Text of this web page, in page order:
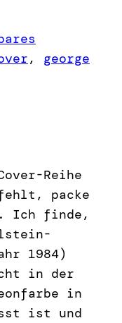
, george
Reihe
fehlt, packe
Ich finde,
1984)
in der
in
ist und